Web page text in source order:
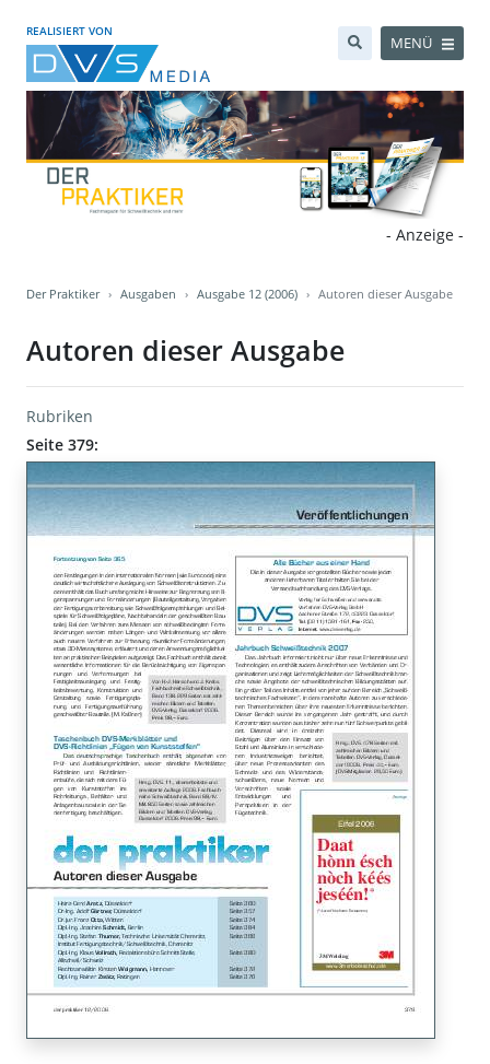
REALISIERT VON
MENÜ
- Anzeige -
Der Praktiker Ausgaben Ausgabe 12 (2006) Autoren dieser Ausgabe
Autoren dieser Ausgabe
Rubriken
Seite 379: